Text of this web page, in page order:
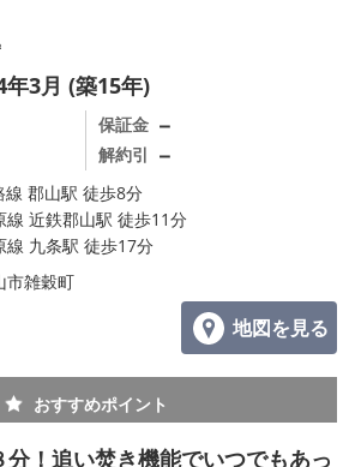
ｕｒａｇｅ
年3月 (築15年)
保証金 －
解約引 －
線 郡山駅 徒歩8分
線 近鉄郡山駅 徒歩11分
線 九条駅 徒歩17分
市雑穀町
地図を見る
おすすめポイント
分！追い焚き機能でいつでもあっ